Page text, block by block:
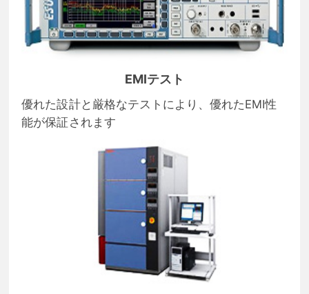
EMIテスト
優れた設計と厳格なテストにより、優れたEMI性
能が保証されます